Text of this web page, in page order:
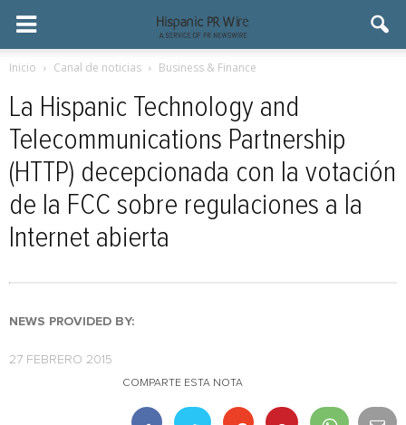
Inicio Canal de noticias Business & Finance
La Hispanic Technology and
Telecommunications Partnership
(HTTP) decepcionada con la votación
de la FCC sobre regulaciones a la
Internet abierta
NEWS PROVIDED BY:
27 FEBRERO 2015
COMPARTE ESTA NOTA